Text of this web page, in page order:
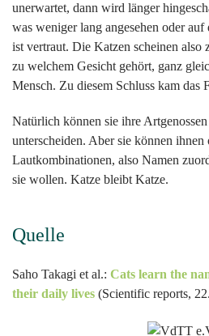
unerwartet, dann wird länger
was weniger lang angesehen oder
ist vertraut. Die Katzen scheinen also
zu welchem Gesicht gehört, ganz
Mensch. Zu diesem Schluss kam das
Natürlich können sie ihre
unterscheiden. Aber sie können ihnen
Lautkombinationen, also Namen
sie wollen. Katze bleibt Katze.
Quelle
Saho Takagi et al.: Cats learn the
their daily lives (Scientific reports,